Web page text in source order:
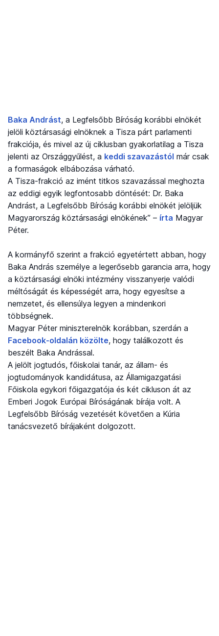
Baka Andrást, a Legfelsőbb Bíróság korábbi elnökét
jelöli köztársasági elnöknek a Tisza párt parlamenti
frakciója, és mivel az új ciklusban gyakorlatilag a Tisza
jelenti az Országgyűlést, a keddi szavazástól már csak
a formaságok elbábozása várható.
A Tisza-frakció az imént titkos szavazással meghozta
az eddigi egyik legfontosabb döntését: Dr. Baka
Andrást, a Legfelsőbb Bíróság korábbi elnökét jelöljük
Magyarország köztársasági elnökének” – írta Magyar
Péter.
A kormányfő szerint a frakció egyetértett abban, hogy
Baka András személye a legerősebb garancia arra, hogy
a köztársasági elnöki intézmény visszanyerje valódi
méltóságát és képességét arra, hogy egyesítse a
nemzetet, és ellensúlya legyen a mindenkori
többségnek.
Magyar Péter miniszterelnök korábban, szerdán a
Facebook-oldalán közölte, hogy találkozott és
beszélt Baka Andrással.
A jelölt jogtudós, főiskolai tanár, az állam- és
jogtudományok kandidátusa, az Államigazgatási
Főiskola egykori főigazgatója és két cikluson át az
Emberi Jogok Európai Bíróságának bírája volt. A
Legfelsőbb Bíróság vezetését követően a Kúria
tanácsvezető bírájaként dolgozott.